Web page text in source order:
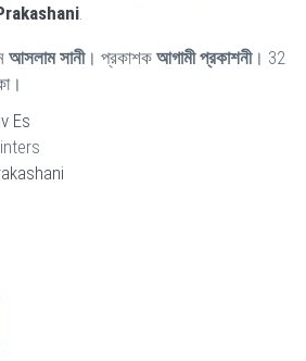
আসলাম সানী। প্রকাশক আগামী প্রকাশনী। 32
Es